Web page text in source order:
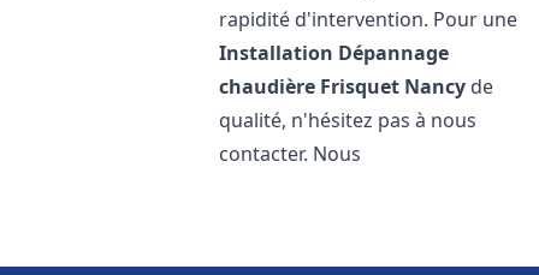
rapidité d'intervention. Pour une
Installation Dépannage
chaudière Frisquet Nancy de
qualité, n'hésitez pas à nous
contacter. Nous